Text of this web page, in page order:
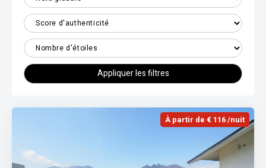
Appliquer les filtres
À partir de € 116 /nuit